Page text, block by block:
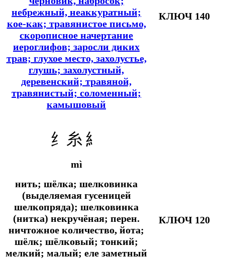
небрежный, неаккуратный;
кое-как; травянистое письмо,
скорописное начертание
иероглифов; заросли диких
трав; глухое место, захолустье,
глушь; захолустный,
деревенский; травяной,
травянистый; соломенный;
камышовый
КЛЮЧ 140
纟糸 糹
mì
нить; шёлка; шелковинка
(выделяемая гусеницей
шелкопряда); шелковинка
(нитка) некручёная; перен.
ничтожное количество, йота;
шёлк; шёлковый; тонкий;
мелкий; малый; еле заметный
КЛЮЧ 120